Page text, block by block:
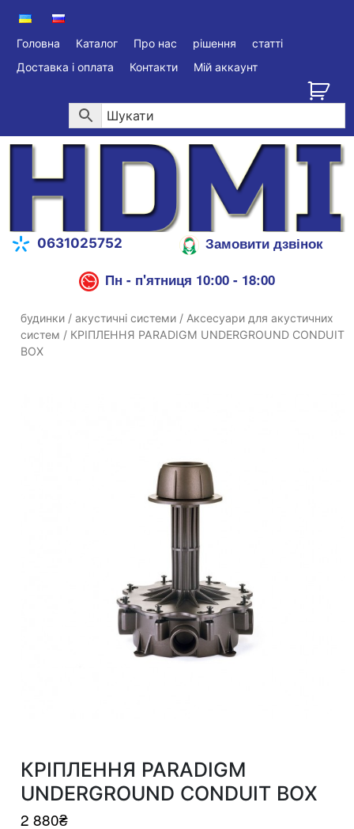
Головна Каталог Про нас рішення
статті
Доставка і оплата
Контакти Мій аккаунт
0631025752
Замовити дзвінок
Пн - п'ятниця 10:00 - 18:00
будинки /акустичні системи / Аксесуари для акустичних
систем / КРІПЛЕННЯ PARADIGM UNDERGROUND CONDUIT
BOX
КРІПЛЕННЯ PARADIGM
UNDERGROUND CONDUIT BOX
2 880₴